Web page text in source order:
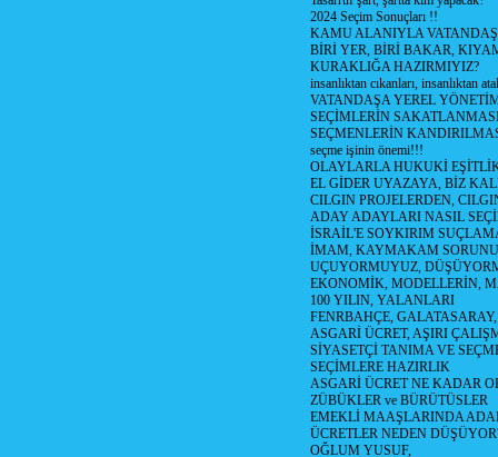
2024 Seçim Sonuçları !!
KAMU ALANIYLA
BİRİ YER, BİRİ BAKAR,
KURAKLIĞA HAZIRMIYIZ?
insanlıktan cıkanları, insanlıktan
VATANDAŞA YEREL
SEÇİMLERİN
SEÇMENLERİN
seçme işinin önemi!!!
OLAYLARLA HUKUKİ
EL GİDER UYAZAYA, BİZ
CILGIN PROJELERDEN,
ADAY ADAYLARI NASIL
İSRAİL'E SOYKIRIM
İMAM, KAYMAKAM SORUNU
UÇUYORMUYUZ,
EKONOMİK, MODELLERİN,
100 YILIN, YALANLARI
FENRBAHÇE,
ASGARİ ÜCRET, AŞIRI
SİYASETÇİ TANIMA VE
SEÇİMLERE HAZIRLIK
ASGARİ ÜCRET NE KADAR
ZÜBÜKLER ve BÜRÜTÜSLER
EMEKLİ MAAŞLARINDA
ÜCRETLER NEDEN
OĞLUM YUSUF,